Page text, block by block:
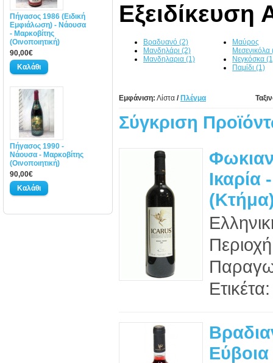
Πήγασος 1986 (Ειδική
Εμφιάλωση) - Νάουσα
- Μαρκοβίτης
(Οινοποιητική)
90,00€
Πήγασος 1990 -
Νάουσα - Μαρκοβίτης
(Οινοποιητική)
90,00€
Εξειδίκευση
Βραδυανό (2)
Μανδηλάρι (2)
Μανδηλαρια (1)
Μαύρος
Μεσενικόλα
Νεγκόσκα
Παμίδι (1)
Εμφάνιση: Λίστα / Πλέγμα
Σύγκριση
Ικαρία
Εύβοια